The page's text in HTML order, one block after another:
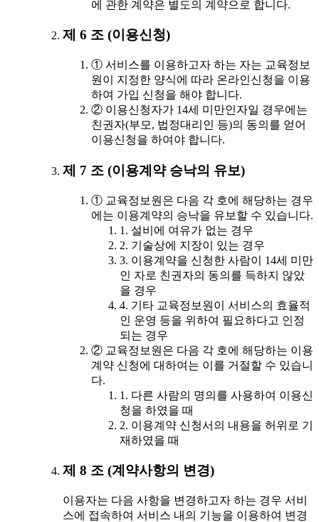
에 관한 계약은 별도의 계약으로 합니다.
제 6 조 (이용신청)
① 서비스를 이용하고자 하는 자는 교육정보
원이 지정한 양식에 따라 온라인신청을 이용
하여 가입 신청을 해야 합니다.
② 이용신청자가 14세 미만인자일 경우에는
친권자(부모, 법정대리인 등)의 동의를 얻어
이용신청을 하여야 합니다.
제 7 조 (이용계약 승낙의 유보)
① 교육정보원은 다음 각 호에 해당하는 경우
에는 이용계약의 승낙을 유보할 수 있습니다.
1. 설비에 여유가 없는 경우
2. 기술상에 지장이 있는 경우
3. 이용계약을 신청한 사람이 14세 미만
인 자로 친권자의 동의를 득하지 않았
을 경우
4. 기타 교육정보원이 서비스의 효율적
인 운영 등을 위하여 필요하다고 인정
되는 경우
② 교육정보원은 다음 각 호에 해당하는 이용
계약 신청에 대하여는 이를 거절할 수 있습니
다.
1. 다른 사람의 명의를 사용하여 이용신
청을 하였을 때
2. 이용계약 신청서의 내용을 허위로 기
재하였을 때
제 8 조 (계약사항의 변경)
이용자는 다음 사항을 변경하고자 하는 경우 서비
스에 접속하여 서비스 내의 기능을 이용하여 변경